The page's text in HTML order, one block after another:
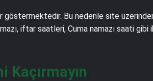
Bu nedenle site
iftar saatleri, Cuma namazı saati
Kaçırmayın